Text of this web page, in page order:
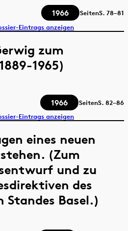
1966 SeitenS. 78–81
Eintrags anzeigen
zum
1965)
1966 SeitenS. 82–86
Eintrags anzeigen
eines neuen
(Zum
und zu
des
Basel.)